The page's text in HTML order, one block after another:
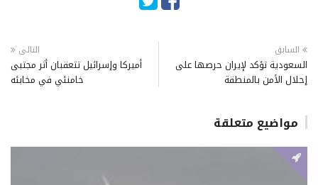
السابق
السعودية تؤكد لإيران حرصها على
إحلال الأمن بالمنطقة
التالى
أميركا وإسرائيل تتعقبان أثر مجتبى
خامنئي في مخابئه
مواضيع متعلقة